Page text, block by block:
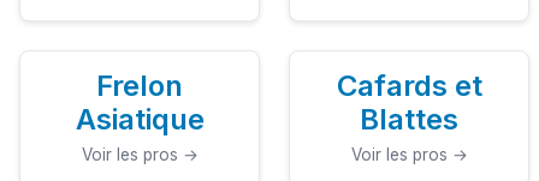
Frelon
Asiatique
Voir les pros →
Cafards et
Blattes
Voir les pros →